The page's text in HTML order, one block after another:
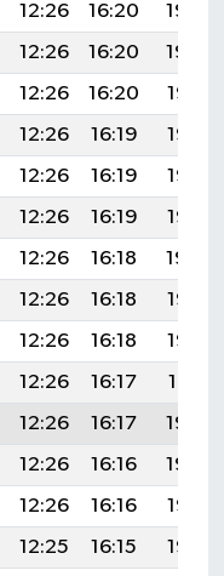
12:26 16:20
19:40
12:26 16:20
19:39
12:26 16:20
19:38
12:26 16:19
19:37
12:26 16:19
19:36
12:26 16:19
19:35
12:26 16:18
19:34
12:26 16:18
19:33
12:26 16:18
19:32
12:26 16:17
19:31
12:26 16:17
19:30
12:26 16:16
19:29
12:26 16:16
19:27
12:25 16:15
19:26